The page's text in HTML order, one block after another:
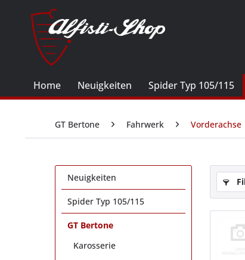
Home Neuigkeiten Spider Typ 105/115
GT Bertone Fahrwerk Vorderachse
Neuigkeiten
Spider Typ 105/115
GT Bertone
Karosserie